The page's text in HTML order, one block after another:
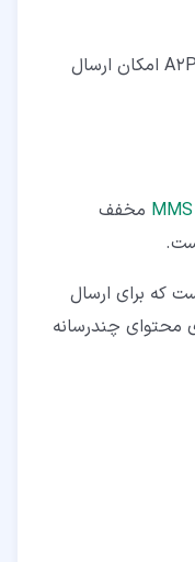
برخلاف پیام رسانی P2P، پیام های A2P امکان ارسال
MMS مخفف
که برای ارسال
محتوای چندرسانه